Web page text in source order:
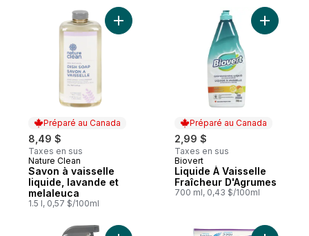
Préparé au Canada
8,49 $
Taxes en sus
Préparé au Canada
Nature Clean
Savon à vaisselle
liquide, lavande et
melaleuca
1.5 l, 0,57 $/100ml
Ajouter Savon à vaisselle liquide,
Préparé au Canada
2,99 $
Taxes en sus
Préparé au Canada
Biovert
Liquide À Vaisselle
Fraîcheur D'Agrumes
700 ml, 0,43 $/100ml
Ajouter